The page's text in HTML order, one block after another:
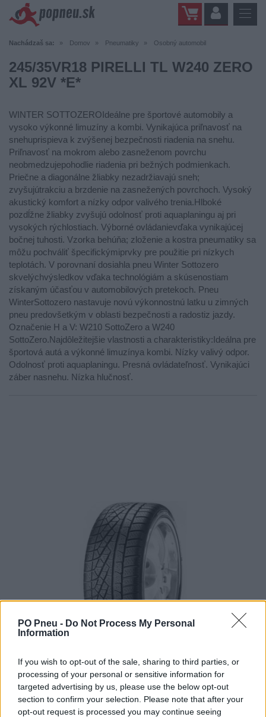
PO Pneu - Do Not Process My Personal
Information
If you wish to opt-out of the sale, sharing to third parties, or
processing of your personal or sensitive information for
targeted advertising by us, please use the below opt-out
section to confirm your selection. Please note that after your
opt-out request is processed you may continue seeing
Nachádzaš sa: Domov Pneumatiky Osobný automobil
245/35VR18 PIRELLI TL W240 ZERO
XL 92V *E*
WINTER SOTTOZEROIdeálne pre športové automobily a
vysoko výkonné limuzíny a kombi. Vynikajúca priľnavosť na
snehuprispieva k zvýšenej bezpečnosti riadenia na snehu.
Priľnavosť na mokrom alebo zasneženom povrchu
neobmedzujepohodlie riadenia pri bežných podmienkach.
Priečne a diagonálne žliabky nezadržiavajú sneh;
zvyšujútrakciu a brzdenie na zasnežených povrchoch. Vysoký
akustický komfort a nízky odpor valivého trenia.Hlboké
pozdĺžne žliabky zvyšujú odolnosť proti aquaplaningu aj pri
vysokých rýchlostiach. Výborné ovládanievďaka vynikajúcej
bočnej tuhosti. Vzorka behúňa; zloženie a kostra pneumatiky sa
môžu pochváliť špecifickýmiprvky pre použitie pri nízkych
teplotách. V porovnaní dosiahla pneu Winter Sottozero
skvelýchvýsledkov vďaka technológiám a skúsenostiam
získaným účasťou v automobilových pretekoch. Pneu
WinterSottozero nastavuje novú výkonnostnú latku u zimných
pneu predovšetkým v oblasti bezpečnosti a radostiz jazdy.
Označenie H a V: W210 SottoZero a W240
SottoZero.Najdôležitejšie vlastnosti a charakteristiky:Ideálna pre
športová autá a výkonné limuzínya kombi. Nízky valivý odpor.
Odolnosť proti aquaplaningu. Presná ovládateľnosť. Vynikajúci
záber nasnehu. Nízka hlučnosť.